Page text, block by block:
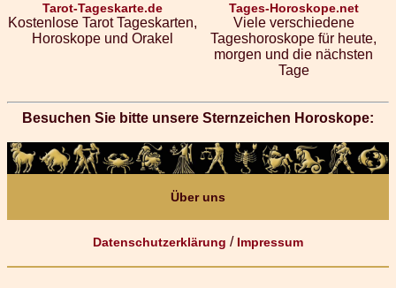
Tarot-Tageskarte.de
Kostenlose Tarot Tageskarten,
Horoskope und Orakel
Tages-Horoskope.net
Viele verschiedene
Tageshoroskope für heute,
morgen und die nächsten
Tage
Besuchen Sie bitte unsere Sternzeichen Horoskope:
Über uns
Datenschutzerklärung / Impressum